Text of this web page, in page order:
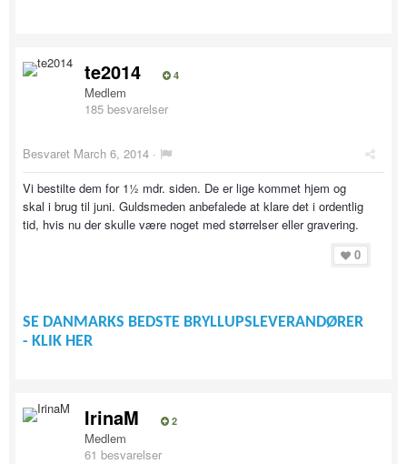
te2014 4
Medlem
185 besvarelser
Besvaret March 6, 2014 ·
Vi bestilte dem for 1½ mdr. siden. De er lige kommet hjem og
skal i brug til juni. Guldsmeden anbefalede at klare det i ordentlig
tid, hvis nu der skulle være noget med størrelser eller gravering.
0
SE DANMARKS BEDSTE BRYLLUPSLEVERANDØRER
- KLIK HER
IrinaM 2
Medlem
61 besvarelser